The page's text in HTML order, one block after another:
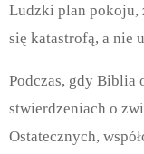
Ludzki plan pokoju,
się katastrofą, a nie
Podczas, gdy Biblia
stwierdzeniach o
Ostatecznych,